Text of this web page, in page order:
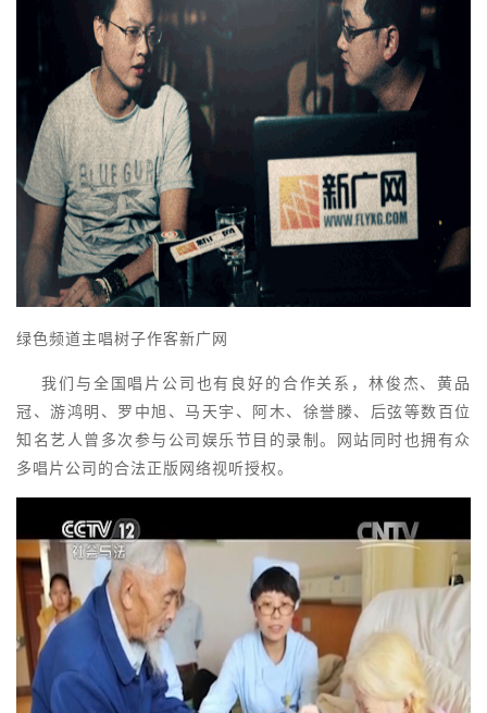
绿色频道主唱树子作客新广网
我们与全国唱片公司也有良好的合作关系，林俊杰、黄品
冠、游鸿明、罗中旭、马天宇、阿木、徐誉滕、后弦等数百位
知名艺人曾多次参与公司娱乐节目的录制。网站同时也拥有众
多唱片公司的合法正版网络视听授权。